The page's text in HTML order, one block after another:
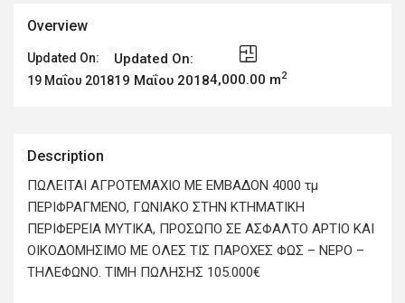
Overview
Updated On:
19 Μαΐου 2018
Updated On:
19 Μαΐου 20184,000.00 m2
Description
ΠΩΛΕΙΤΑΙ ΑΓΡΟΤΕΜΑΧΙΟ ΜΕ ΕΜΒΑΔΟΝ 4000 τμ
ΠΕΡΙΦΡΑΓΜΕΝΟ, ΓΩΝΙΑΚΟ ΣΤΗΝ ΚΤΗΜΑΤΙΚΗ
ΠΕΡΙΦΕΡΕΙΑ ΜΥΤΙΚΑ, ΠΡΟΣΩΠΟ ΣΕ ΑΣΦΑΛΤΟ ΑΡΤΙΟ ΚΑΙ
ΟΙΚΟΔΟΜΗΣΙΜΟ ΜΕ ΟΛΕΣ ΤΙΣ ΠΑΡΟΧΕΣ ΦΩΣ – ΝΕΡΟ –
ΤΗΛΕΦΩΝΟ. ΤΙΜΗ ΠΩΛΗΣΗΣ 105.000€